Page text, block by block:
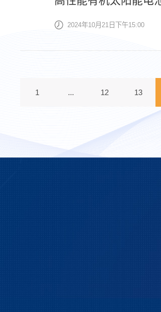
2024年10月21日下午15:00
1 ... 12 13